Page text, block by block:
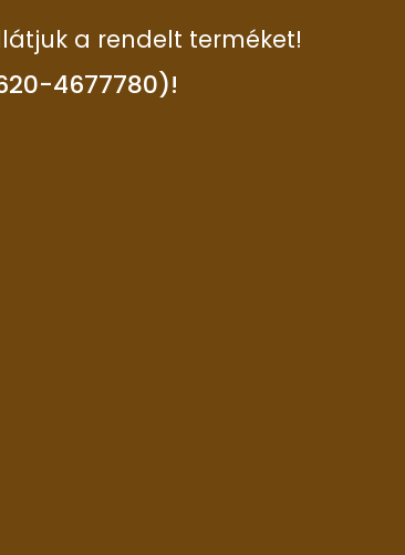
a rendelt terméket!
4677780)!